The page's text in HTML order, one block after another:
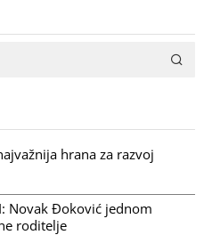
hrana za razvoj
Novak Đoković jednom
roditelje